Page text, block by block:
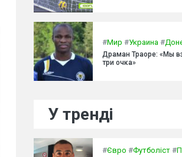
#Мир #Украина #
Драман Траоре: «Мы
три очка»
У тренді
#Євро #Футболіст #